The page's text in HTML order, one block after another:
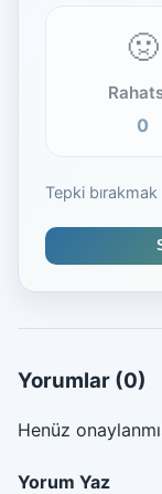
🤢
0
Tepki
Yorumlar (0)
Henüz
Yorum Yaz